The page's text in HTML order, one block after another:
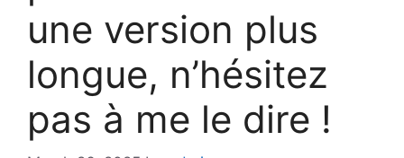
une version plus
longue, n’hésitez
pas à me le dire !